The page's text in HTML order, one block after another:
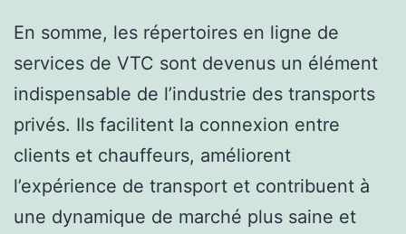
En somme, les répertoires en ligne de
services de VTC sont devenus un élément
indispensable de l’industrie des transports
privés. Ils facilitent la connexion entre
clients et chauffeurs, améliorent
l’expérience de transport et contribuent à
une dynamique de marché plus saine et